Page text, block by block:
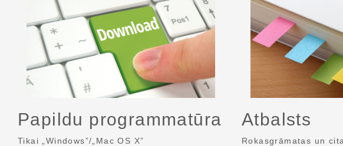
Papildu programmatūra
Tikai „Windows”/„Mac OS X”
Atbalsts
Rokasgrāmatas un